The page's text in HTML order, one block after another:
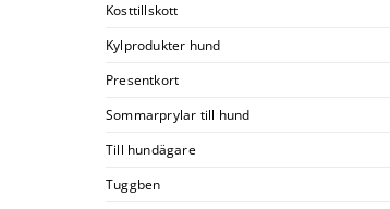
Kosttillskott
Kylprodukter hund
Presentkort
Sommarprylar till hund
Till hundägare
Tuggben